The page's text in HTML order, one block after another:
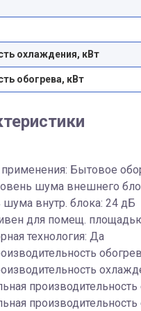
охлаждения, кВт
обогрева, кВт
применения: Бытовое
шума внешнего
шума внутр. блока: 24 дБ
для помещ.
технология: Да
производительность